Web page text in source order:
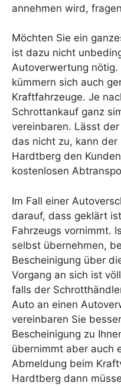
annehmen wird,
Möchten Sie ein
ist dazu nicht
Autoverwertung
kümmern sich auch
Kraftfahrzeuge. Je
Schrottankauf ganz
vereinbaren. Lässt
das nicht zu, kann
Hardtberg den
kostenlosen
Im Fall einer
darauf, dass geklärt
Fahrzeugs vornimmt.
selbst übernehmen,
Bescheinigung über
Vorgang an sich ist
falls der
Auto an einen
vereinbaren Sie
Bescheinigung zu
übernimmt aber auch
Abmeldung beim
Hardtberg dann